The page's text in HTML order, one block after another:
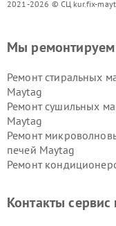
2021-2026 © СЦ kur.fix-
Мы ремонтируем
Ремонт стиральных
Maytag
Ремонт сушильных
Maytag
Ремонт
печей Maytag
Ремонт
Контакты сервис